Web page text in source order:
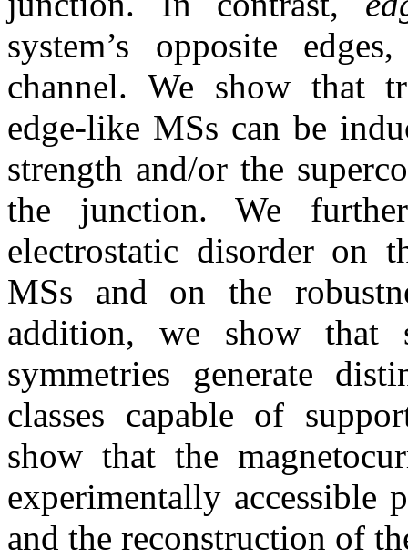
system’s opposite
channel. We show that
edge-like MSs can be
strength and/or the
the junction. We
electrostatic disorder on
MSs and on the
addition, we show that
symmetries generate
classes capable of
show that the
experimentally accessible
and the reconstruction of